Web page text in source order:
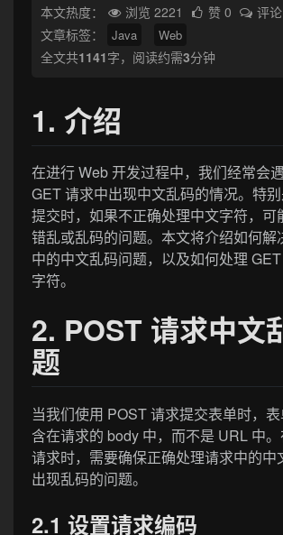
本文热度：
浏览 2221 赞 0
评
文章标签：
Java Web
全文共1141字，阅读约需3分钟
1. 介绍
在进行 Web 开发过程中，我们经常会
GET 请求中出现中文乱码的情况。特
提交时，如果不正确处理中文字符，可
错乱或乱码的问题。本文将介绍如何解
中的中文乱码问题，以及如何处理
字符。
2. POST 请求中文
题
当我们使用 POST 请求提交表单时，
含在请求的 body 中，而不是 URL 中
请求时，需要确保正确处理请求中的中
出现乱码的问题。
2.1 设置请求编码